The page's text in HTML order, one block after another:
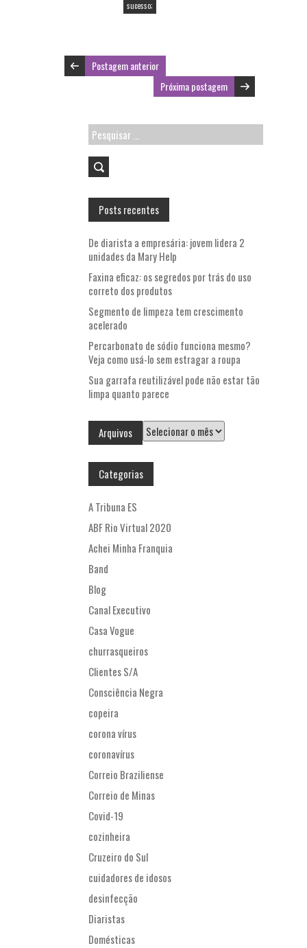
o
sucesso;
Postagem anterior
Próxima postagem
Pesquisar
por:
Posts recentes
De diarista a empresária: jovem lidera 2
unidades da Mary Help
Faxina eficaz: os segredos por trás do uso
correto dos produtos
Segmento de limpeza tem crescimento
acelerado
Percarbonato de sódio funciona mesmo?
Veja como usá-lo sem estragar a roupa
Sua garrafa reutilizável pode não estar tão
limpa quanto parece
Arquivos Arquivos
Categorias
A Tribuna ES
ABF Rio Virtual 2020
Achei Minha Franquia
Band
Blog
Canal Executivo
Casa Vogue
churrasqueiros
Clientes S/A
Consciência Negra
copeira
corona vírus
coronavírus
Correio Braziliense
Correio de Minas
Covid-19
cozinheira
Cruzeiro do Sul
cuidadores de idosos
desinfecção
Diaristas
Domésticas